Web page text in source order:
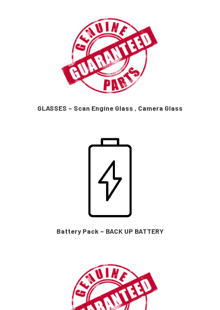
GLASSES – Scan Engine Glass , Camera Glass
Battery Pack – BACK UP BATTERY